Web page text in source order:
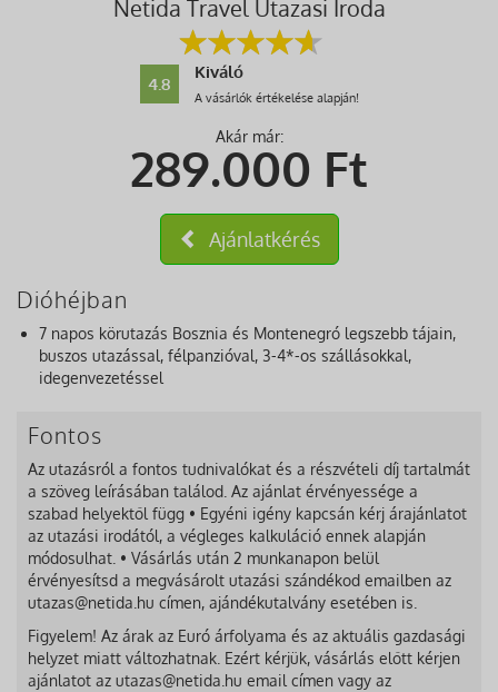
Netida Travel Utazasi Iroda
4.8
Kiváló
A vásárlók értékelése alapján!
Akár már:
289.000 Ft
Ajánlatkérés
Dióhéjban
7 napos körutazás Bosznia és Montenegró legszebb tájain,
buszos utazással, félpanzióval, 3-4*-os szállásokkal,
idegenvezetéssel
Fontos
Az utazásról a fontos tudnivalókat és a részvételi díj tartalmát
a szöveg leírásában találod. Az ajánlat érvényessége a
szabad helyektől függ • Egyéni igény kapcsán kérj árajánlatot
az utazási irodától, a végleges kalkuláció ennek alapján
módosulhat. • Vásárlás után 2 munkanapon belül
érvényesítsd a megvásárolt utazási szándékod emailben az
utazas@netida.hu címen, ajándékutalvány esetében is.
Figyelem! Az árak az Euró árfolyama és az aktuális gazdasági
helyzet miatt változhatnak. Ezért kérjük, vásárlás előtt kérjen
ajánlatot az utazas@netida.hu email címen vagy az